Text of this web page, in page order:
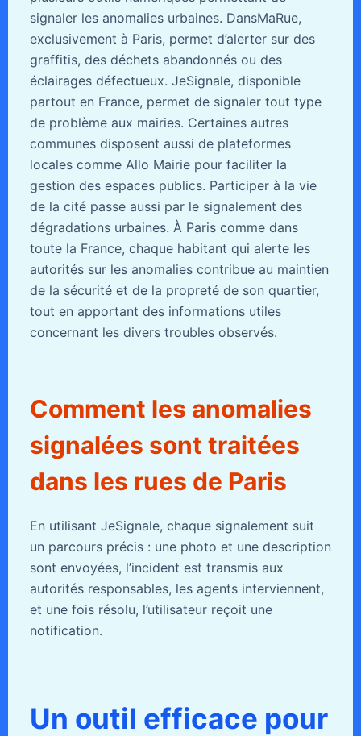
signaler les anomalies urbaines. DansMaRue,
exclusivement à Paris, permet d’alerter sur des
graffitis, des déchets abandonnés ou des
éclairages défectueux. JeSignale, disponible
partout en France, permet de signaler tout type
de problème aux mairies. Certaines autres
communes disposent aussi de plateformes
locales comme Allo Mairie pour faciliter la
gestion des espaces publics. Participer à la vie
de la cité passe aussi par le signalement des
dégradations urbaines. À Paris comme dans
toute la France, chaque habitant qui alerte les
autorités sur les anomalies contribue au maintien
de la sécurité et de la propreté de son quartier,
tout en apportant des informations utiles
concernant les divers troubles observés.
Comment les anomalies
signalées sont traitées
dans les rues de Paris
En utilisant JeSignale, chaque signalement suit
un parcours précis : une photo et une description
sont envoyées, l’incident est transmis aux
autorités responsables, les agents interviennent,
et une fois résolu, l’utilisateur reçoit une
notification.
Un outil efficace pour